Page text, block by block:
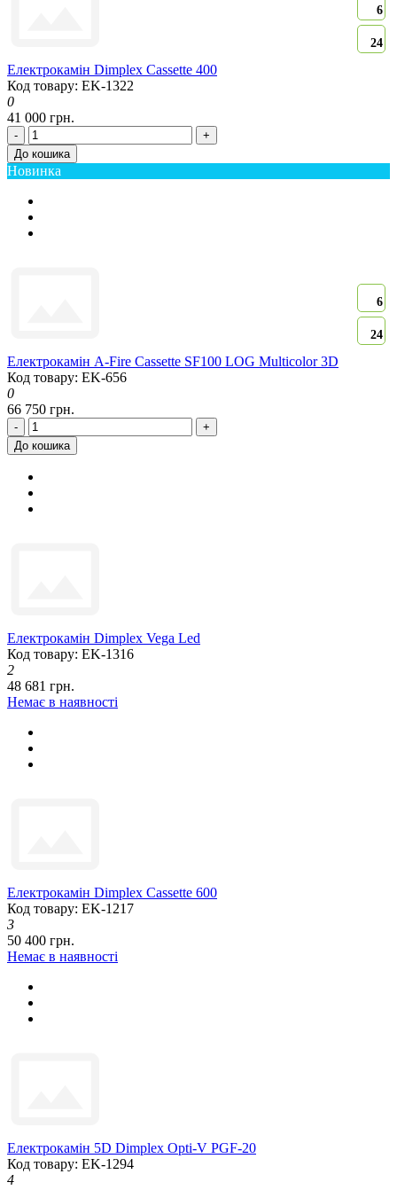
6
24
Електрокамін Dimplex Cassette 400
Код товару: EK-1322
0
41 000 грн.
-
+
До кошика
Новинка
6
24
Електрокамін A-Fire Cassette SF100 LOG Multicolor 3D
Код товару: EK-656
0
66 750 грн.
-
+
До кошика
Електрокамін Dimplex Vega Led
Код товару: EK-1316
2
48 681 грн.
Немає в наявності
Електрокамін Dimplex Cassette 600
Код товару: EK-1217
3
50 400 грн.
Немає в наявності
Електрокамін 5D Dimplex Opti-V PGF-20
Код товару: EK-1294
4